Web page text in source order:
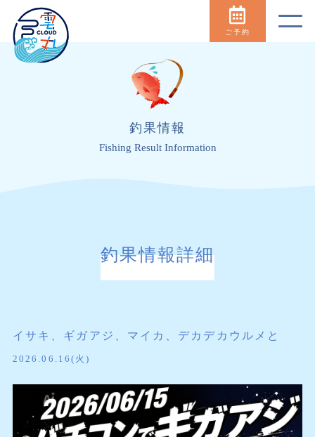
ご予約
釣果情報
Fishing Result Information
釣果情報詳細
イサキ、ギガアジ、マイカ、デカデカウルメと
2026.06.16(火)